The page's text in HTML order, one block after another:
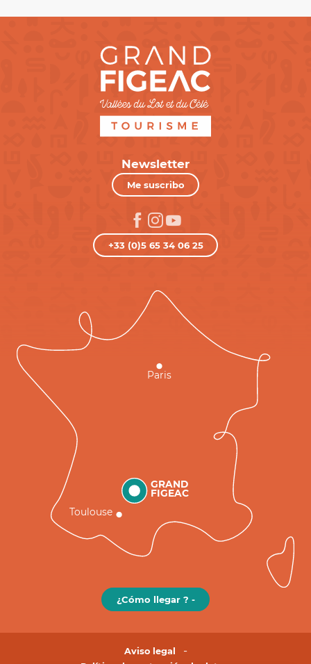
Newsletter
Me suscribo
+33 (0)5 65 34 06 25
GRAND
FIGEAC
Toulouse
Paris
¿Cómo llegar ? -
Aviso legal